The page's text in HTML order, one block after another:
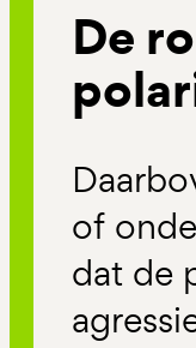
De
of
dat de